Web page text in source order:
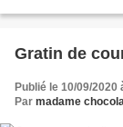
Gratin de
Publié le 10/09/2020
Par madame